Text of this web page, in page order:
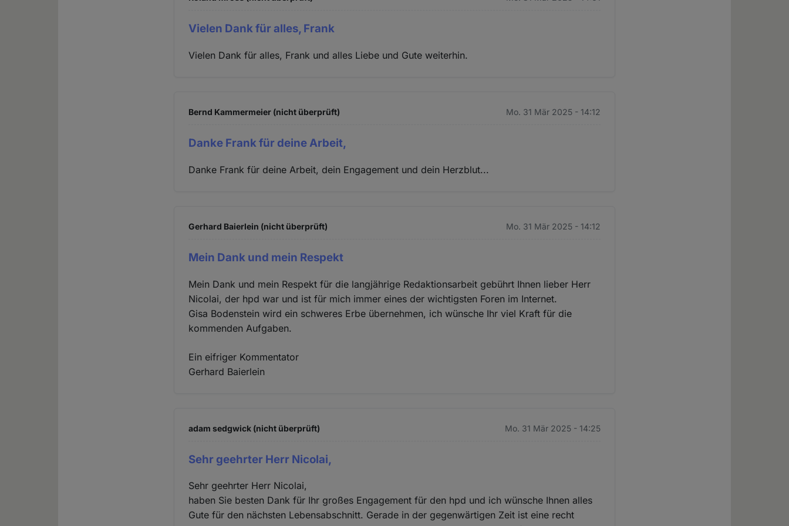
Vielen Dank für alles, Frank
Vielen Dank für alles, Frank und alles Liebe und Gute weiterhin.
Bernd Kammermeier (nicht überprüft) Mo. 31 Mär 2025 - 14:12
Danke Frank für deine Arbeit,
Danke Frank für deine Arbeit, dein Engagement und dein Herzblut...
Gerhard Baierlein (nicht überprüft) Mo. 31 Mär 2025 - 14:12
Mein Dank und mein Respekt
Mein Dank und mein Respekt für die langjährige Redaktionsarbeit gebührt Ihnen lieber Herr
Nicolai, der hpd war und ist für mich immer eines der wichtigsten Foren im Internet.
Gisa Bodenstein wird ein schweres Erbe übernehmen, ich wünsche Ihr viel Kraft für die
kommenden Aufgaben.
Ein eifriger Kommentator
Gerhard Baierlein
adam sedgwick (nicht überprüft) Mo. 31 Mär 2025 - 14:25
Sehr geehrter Herr Nicolai,
Sehr geehrter Herr Nicolai,
haben Sie besten Dank für Ihr großes Engagement für den hpd und ich wünsche Ihnen alles
Gute für den nächsten Lebensabschnitt. Gerade in der gegenwärtigen Zeit ist eine recht